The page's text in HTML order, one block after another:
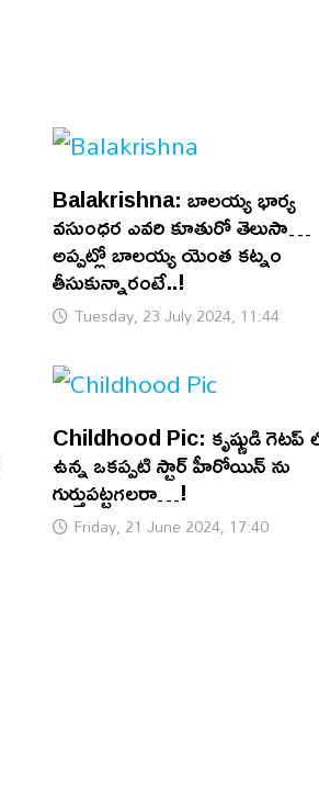
Balakrishna: బాలయ్య భార్య
వసుంధర ఎవరి కూతురో తెలుసా…
అప్పట్లో బాలయ్య యెంత కట్నం
తీసుకున్నారంటే..!
Tuesday, 23 July 2024, 11:44
Childhood Pic: కృష్ణుడి
ఉన్న ఒకప్పటి స్టార్ హీరోయిన్ ను
గుర్తుపట్టగలరా…!
Friday, 21 June 2024, 17:40